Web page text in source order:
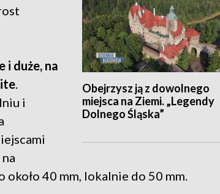
Obejrzysz ją z dowolnego
miejsca na Ziemi. „Legendy
Dolnego Śląska”
i duże, na
i
40 mm, lokalnie do 50 mm.